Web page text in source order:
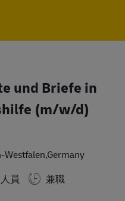
und Briefe in
(m/w/d)
員
兼職